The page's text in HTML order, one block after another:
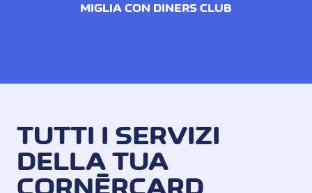
MIGLIA CON DINERS CLUB
TUTTI I SERVIZI
DELLA TUA